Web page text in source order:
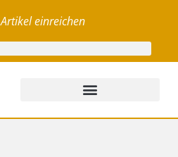
Artikel einreichen